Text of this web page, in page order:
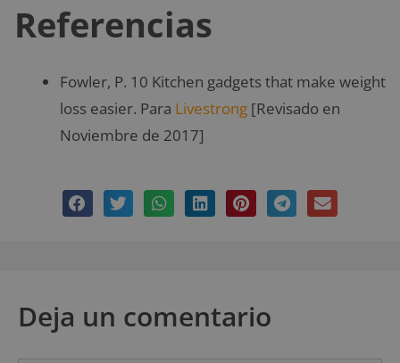
Referencias
Fowler, P. 10 Kitchen gadgets that make weight
loss easier. Para Livestrong [Revisado en
Noviembre de 2017]
Deja un comentario